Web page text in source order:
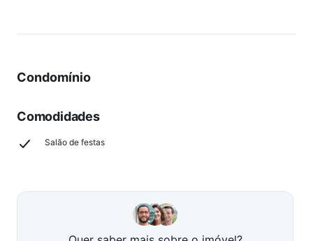
Condomínio
Comodidades
Salão de festas